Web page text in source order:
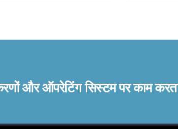
और ऑपरेटिंग सिस्टम पर काम